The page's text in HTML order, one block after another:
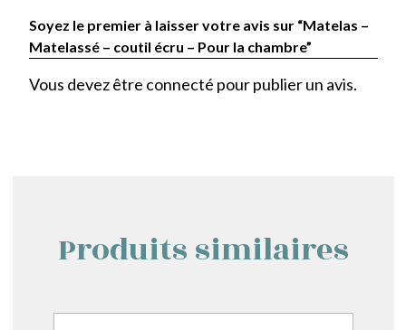
Soyez le premier à laisser votre avis sur “Matelas –
Matelassé – coutil écru – Pour la chambre”
Vous devez être connecté pour publier un avis.
Produits similaires